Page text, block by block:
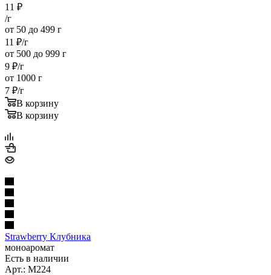
11 ₽
/г
от 50 до 499 г
11 ₽/г
от 500 до 999 г
9 ₽/г
от 1000 г
7 ₽/г
В корзину
В корзину
Strawberry Клубника
моноаромат
Есть в наличии
Арт.: M224